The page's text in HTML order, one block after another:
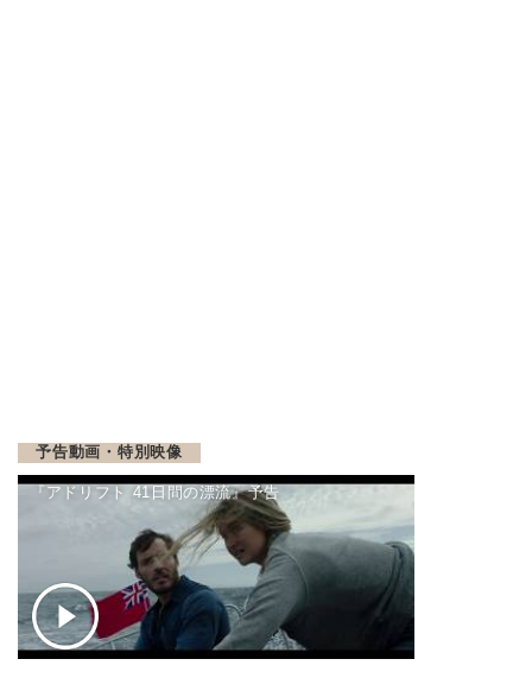
予告動画・特別映像
『アドリフト 41日間の漂流』予告